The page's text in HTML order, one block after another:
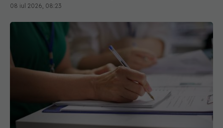
08 iul 2026, 08:23